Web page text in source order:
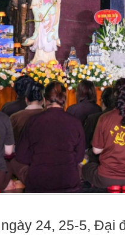
24, 25-5, Đại